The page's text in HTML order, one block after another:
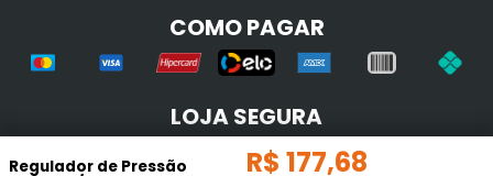
Regulador de Pressão R$ 177,68
COMO PAGAR
LOJA SEGURA